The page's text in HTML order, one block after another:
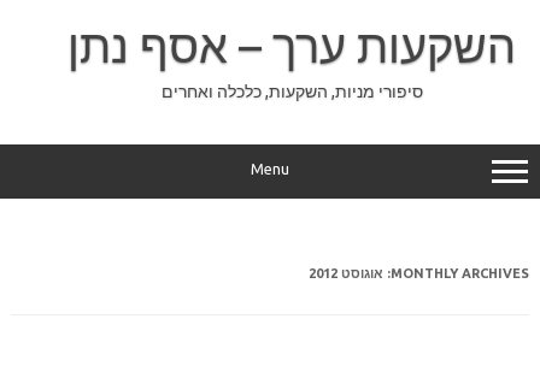
השקעות ערך – אסף נתן
סיפורי מניות, השקעות, כלכלה ואחרים
Menu
MONTHLY ARCHIVES: אוגוסט 2012